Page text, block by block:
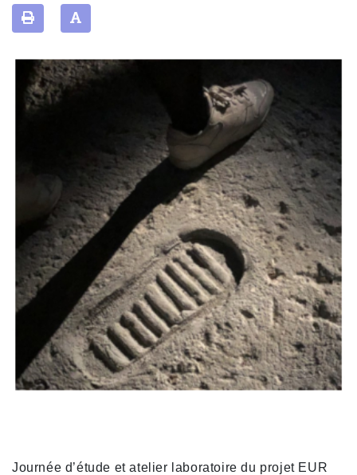
Journée d’étude et atelier laboratoire du projet EUR